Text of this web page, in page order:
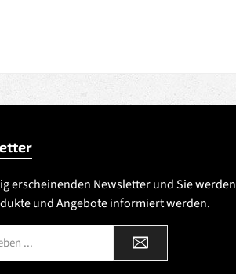
erscheinenden Newsletter und Sie werden
und Angebote informiert werden.